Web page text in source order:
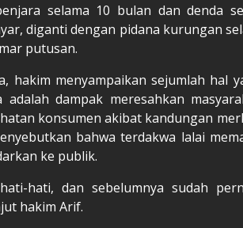
selama 10 bulan dan denda
diganti dengan pidana kurungan
putusan.
hakim menyampaikan sejumlah hal
adalah dampak meresahkan
konsumen akibat kandungan
bahwa terdakwa lalai
ke publik.
hati, dan sebelumnya sudah
hakim Arif.